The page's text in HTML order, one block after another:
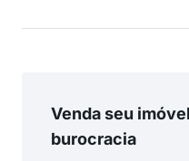
Venda seu
burocracia